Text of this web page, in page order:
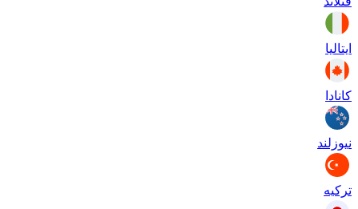
ایتالیا
کانادا
نیوزلند
ترکیه